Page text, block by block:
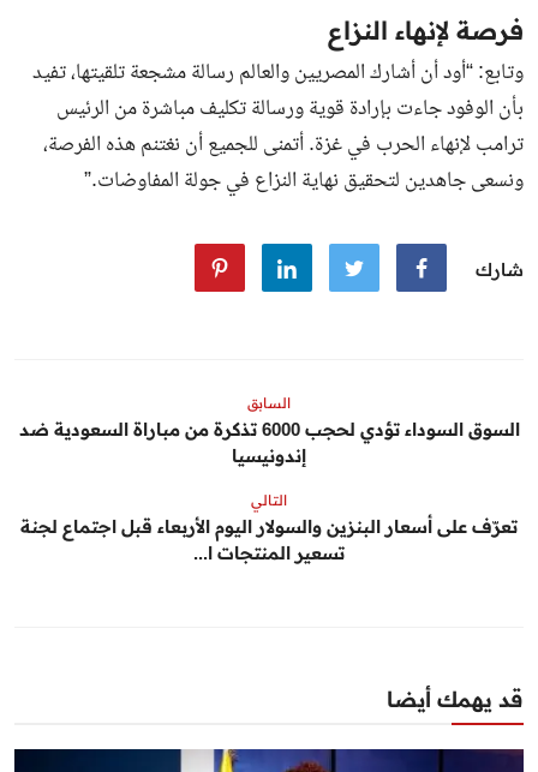
فرصة لإنهاء النزاع
وتابع: “أود أن أشارك المصريين والعالم رسالة مشجعة تلقيتها، تفيد
بأن الوفود جاءت بإرادة قوية ورسالة تكليف مباشرة من الرئيس
ترامب لإنهاء الحرب في غزة. أتمنى للجميع أن نغتنم هذه الفرصة،
ونسعى جاهدين لتحقيق نهاية النزاع في جولة المفاوضات.”
شارك
السابق
السوق السوداء تؤدي لحجب 6000 تذكرة من مباراة السعودية ضد
إندونيسيا
التالي
تعرّف على أسعار البنزين والسولار اليوم الأربعاء قبل اجتماع لجنة
تسعير المنتجات ا...
قد يهمك أيضا